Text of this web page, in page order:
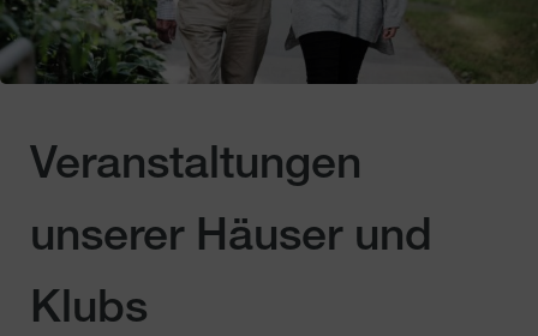
Veranstaltungen
unserer Häuser und
Klubs